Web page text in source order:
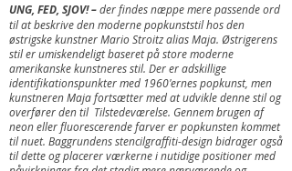
UNG, FED, SJOV! –der findes næppe mere passende ord
til at beskrive den moderne popkunststil hos den
østrigske kunstner Mario Stroitz alias Maja. Østrigerens
stil er umiskendeligt baseret på store moderne
amerikanske kunstneres stil. Der er adskillige
identifikationspunkter med 1960'ernes popkunst, men
kunstneren Maja fortsætter med at udvikle denne stil og
overfører den til Tilstedeværelse. Gennem brugen af
neon eller fluorescerende farver er popkunsten kommet
til nuet. Baggrundens stencilgraffiti-design bidrager også
til dette og placerer værkerne i nutidige positioner med